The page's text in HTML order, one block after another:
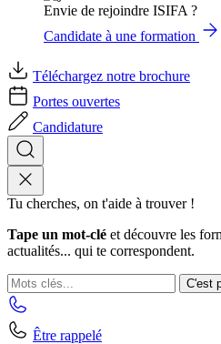
Envie de rejoindre ISIFA ?
Candidate à une formation
Téléchargez notre brochure
Portes ouvertes
Candidature
Tu cherches, on t'aide à trouver !
Tape un mot-clé et découvre les
actualités... qui te correspondent.
C'est
Être rappelé